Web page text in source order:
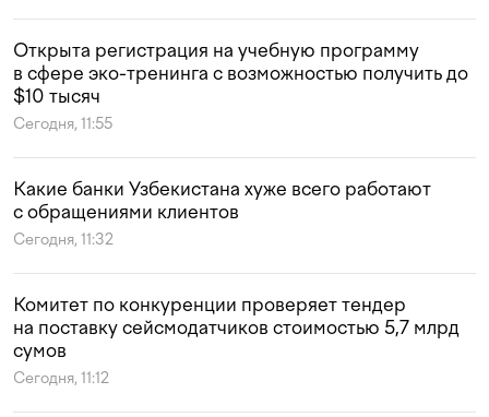
Открыта регистрация на учебную программу
в сфере эко-тренинга с возможностью получить до
$10 тысяч
Сегодня, 11:55
Какие банки Узбекистана хуже всего работают
с обращениями клиентов
Сегодня, 11:32
Комитет по конкуренции проверяет тендер
на поставку сейсмодатчиков стоимостью 5,7 млрд
сумов
Сегодня, 11:12